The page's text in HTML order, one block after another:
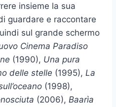
insieme la sua
guardare e raccontare
sul grande schermo
Cinema Paradiso
(1990), Una pura
delle stelle (1995), La
(1998),
(2006), Baarìa